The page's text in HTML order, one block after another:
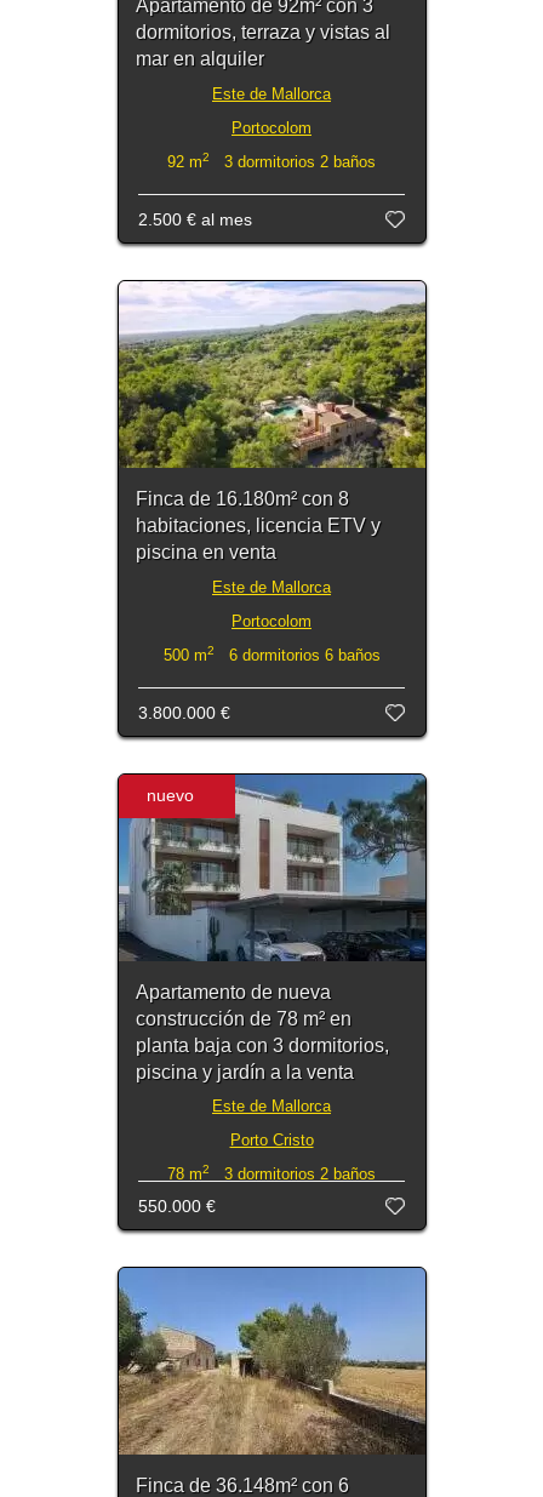
Apartamento de 92m² con 3
dormitorios, terraza y vistas al
mar en alquiler
Este de Mallorca
Portocolom
92 m2 3 dormitorios 2 baños
2.500 € al mes
Finca de 16.180m² con 8
habitaciones, licencia ETV y
piscina en venta
Este de Mallorca
Portocolom
500 m2 6 dormitorios 6 baños
3.800.000 €
nuevo
Apartamento de nueva
construcción de 78 m² en
planta baja con 3 dormitorios,
piscina y jardín a la venta
Este de Mallorca
Porto Cristo
78 m2 3 dormitorios 2 baños
550.000 €
Finca de 36.148m² con 6